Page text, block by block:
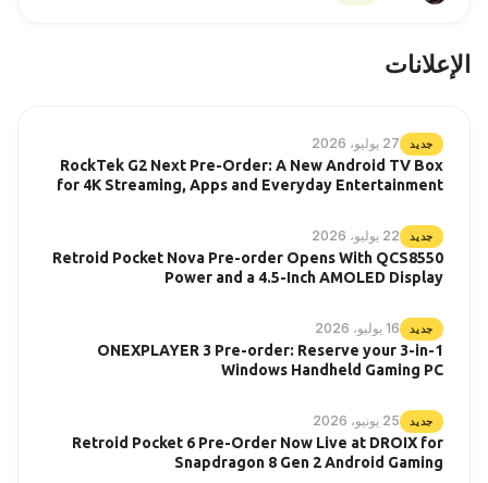
الإعلانات
جديد 27 يوليو، 2026
RockTek G2 Next Pre-Order: A New Android TV Box
for 4K Streaming, Apps and Everyday Entertainment
جديد 22 يوليو، 2026
Retroid Pocket Nova Pre-order Opens With QCS8550
Power and a 4.5-Inch AMOLED Display
جديد 16 يوليو، 2026
ONEXPLAYER 3 Pre-order: Reserve your 3-in-1
Windows Handheld Gaming PC
جديد 25 يونيو، 2026
Retroid Pocket 6 Pre-Order Now Live at DROIX for
Snapdragon 8 Gen 2 Android Gaming